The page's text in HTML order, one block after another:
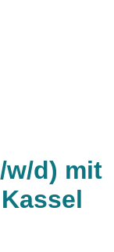
w/d) mit